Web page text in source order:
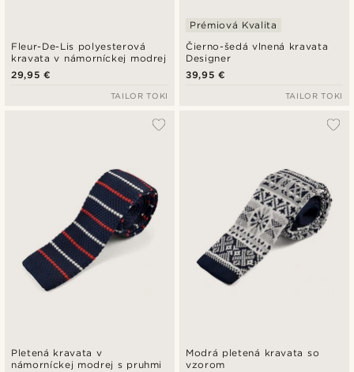
Fleur-De-Lis polyesterová
kravata v námorníckej modrej
29,95 €
TAILOR TOKI
Čierno-šedá vlnená kravata
Designer
Prémiová Kvalita
39,95 €
TAILOR TOKI
Pletená kravata v
námorníckej modrej s pruhmi
Modrá pletená kravata so
vzorom